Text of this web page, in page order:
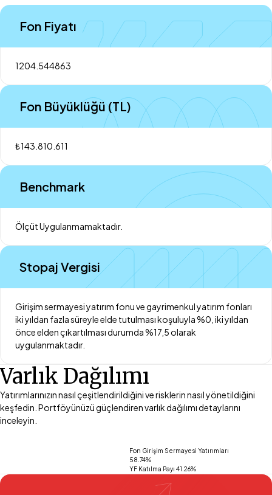
Fon Fiyatı
1204.544863
Fon Büyüklüğü (TL)
₺143.810.611
Benchmark
Ölçüt Uygulanmamaktadır.
Stopaj Vergisi
Girişim sermayesi yatırım fonu ve gayrimenkul yatırım fonları
iki yıldan fazla süreyle elde tutulması koşuluyla %0, iki yıldan
önce elden çıkartılması durumda %17,5 olarak
uygulanmaktadır.
Varlık Dağılımı
Yatırımlarınızın nasıl çeşitlendirildiğini ve risklerin nasıl yönetildiğini
keşfedin. Portföyünüzü güçlendiren varlık dağılımı detaylarını
inceleyin.
Fon Girişim Sermayesi Yatırımları
58.74%
YF Katılma Payı 41.26%